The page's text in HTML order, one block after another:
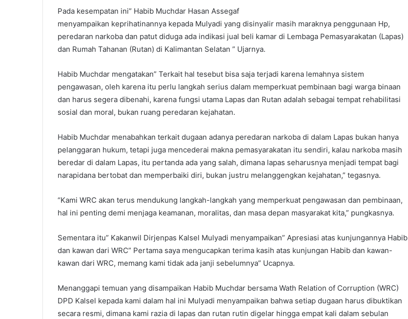
Pada kesempatan ini” Habib Muchdar Hasan Assegaf
menyampaikan keprihatinannya kepada Mulyadi yang disinyalir masih maraknya penggunaan Hp,
peredaran narkoba dan patut diduga ada indikasi jual beli kamar di Lembaga Pemasyarakatan (Lapas)
dan Rumah Tahanan (Rutan) di Kalimantan Selatan ” Ujarnya.
Habib Muchdar mengatakan” Terkait hal tesebut bisa saja terjadi karena lemahnya sistem
pengawasan, oleh karena itu perlu langkah serius dalam memperkuat pembinaan bagi warga binaan
dan harus segera dibenahi, karena fungsi utama Lapas dan Rutan adalah sebagai tempat rehabilitasi
sosial dan moral, bukan ruang peredaran kejahatan.
Habib Muchdar menabahkan terkait dugaan adanya peredaran narkoba di dalam Lapas bukan hanya
pelanggaran hukum, tetapi juga mencederai makna pemasyarakatan itu sendiri, kalau narkoba masih
beredar di dalam Lapas, itu pertanda ada yang salah, dimana lapas seharusnya menjadi tempat bagi
narapidana bertobat dan memperbaiki diri, bukan justru melanggengkan kejahatan,” tegasnya.
“Kami WRC akan terus mendukung langkah-langkah yang memperkuat pengawasan dan pembinaan,
hal ini penting demi menjaga keamanan, moralitas, dan masa depan masyarakat kita,” pungkasnya.
Sementara itu” Kakanwil Dirjenpas Kalsel Mulyadi menyampaikan” Apresiasi atas kunjungannya Habib
dan kawan dari WRC” Pertama saya mengucapkan terima kasih atas kunjungan Habib dan kawan-
kawan dari WRC, memang kami tidak ada janji sebelumnya” Ucapnya.
Menanggapi temuan yang disampaikan Habib Muchdar bersama Wath Relation of Corruption (WRC)
DPD Kalsel kepada kami dalam hal ini Mulyadi menyampaikan bahwa setiap dugaan harus dibuktikan
secara resmi, dimana kami razia di lapas dan rutan rutin digelar hingga empat kali dalam sebulan